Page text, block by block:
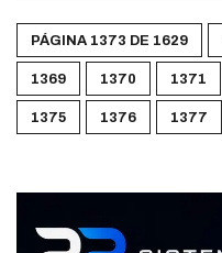
PÁGINA 1373 DE 1629
1369 1370 1371
1375 1376 1377